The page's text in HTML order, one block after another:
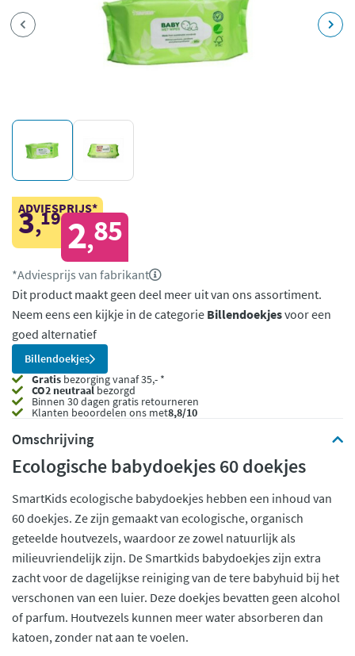
ADVIESPRIJS*
3,19 2,85
*Adviesprijs van fabrikant
Dit product maakt geen deel meer uit van ons assortiment.
Neem eens een kijkje in de categorie Billendoekjesvoor een
goed alternatief
Billendoekjes
Gratis bezorging vanaf 35,- *
CO2 neutraalbezorgd
Binnen 30 dagen gratis retourneren
Klanten beoordelen ons met8,8/10
Omschrijving
Ecologische babydoekjes 60 doekjes
SmartKids ecologische babydoekjes hebben een inhoud van
60 doekjes. Ze zijn gemaakt van ecologische, organisch
geteelde houtvezels, waardoor ze zowel natuurlijk als
milieuvriendelijk zijn. De Smartkids babydoekjes zijn extra
zacht voor de dagelijkse reiniging van de tere babyhuid bij het
verschonen van een luier. Deze doekjes bevatten geen alcohol
of parfum. Houtvezels kunnen meer water absorberen dan
katoen, zonder nat aan te voelen.